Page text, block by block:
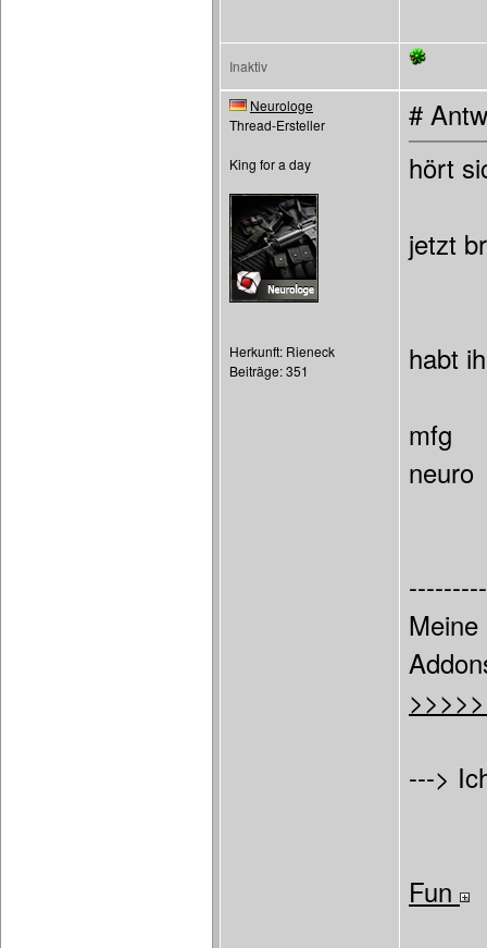
Inaktiv
Neurologe
Thread-Ersteller
King for a day
Herkunft: Rieneck
Beiträge: 351
#
hört
jetzt
habt
mfg
neuro
--->
Fun